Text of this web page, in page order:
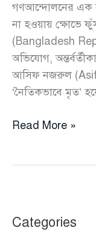
গণআন্দোলনের এক
না হওয়ায় ক্ষোভে
(Bangladesh
অভিযোগ,
আসিফ নজরুল (Asif
‘নৈতিকভাবে মৃত’
শাহবাগে
মিছিল,
Read More »
Categories